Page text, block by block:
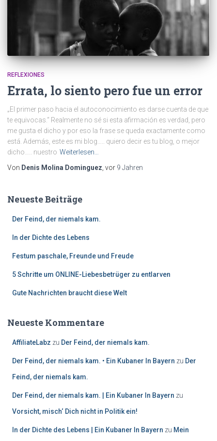
REFLEXIONES
Errata, lo siento pero fue un error
„El primer paso hacia el autoconocimiento es darse cuenta de que
te equivocas.“ Realmente no sé si esta afirmación es verdad, pero
me gusta el dicho y por eso la frase se queda exactamente como
está. Además, este es mi blog….. quiero decir es tu blog, o mejor
dicho….. nuestro Weiterlesen…
Von Denis Molina Dominguez , vor 9 Jahren
Neueste Beiträge
Der Feind, der niemals kam.
In der Dichte des Lebens
Festum paschale, Freunde und Freude
5 Schritte um ONLINE-Liebesbetrüger zu entlarven
Gute Nachrichten braucht diese Welt
Neueste Kommentare
AffiliateLabz zu Der Feind, der niemals kam.
Der Feind, der niemals kam. • Ein Kubaner In Bayern zu Der
Feind, der niemals kam.
Der Feind, der niemals kam. | Ein Kubaner In Bayern zu
Vorsicht, misch‘ Dich nicht in Politik ein!
In der Dichte des Lebens | Ein Kubaner In Bayern zu Mein